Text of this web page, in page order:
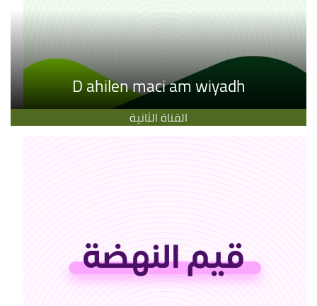
D ahilen maci am wiyadh
القناة الثانية